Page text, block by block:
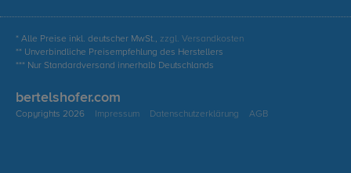
* Alle Preise inkl. deutscher MwSt., zzgl. Versandkosten
** Unverbindliche Preisempfehlung des Herstellers
*** Nur Standardversand innerhalb Deutschlands
bertelshofer.com
Copyrights 2026 Impressum Datenschutzerklärung AGB